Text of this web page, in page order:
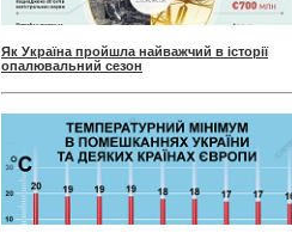
Як Україна пройшла найважчий в історії
опалювальний сезон